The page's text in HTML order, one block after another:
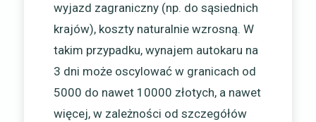
wyjazd zagraniczny (np. do sąsiednich
krajów), koszty naturalnie wzrosną. W
takim przypadku, wynajem autokaru na
3 dni może oscylować w granicach od
5000 do nawet 10000 złotych, a nawet
więcej, w zależności od szczegółów